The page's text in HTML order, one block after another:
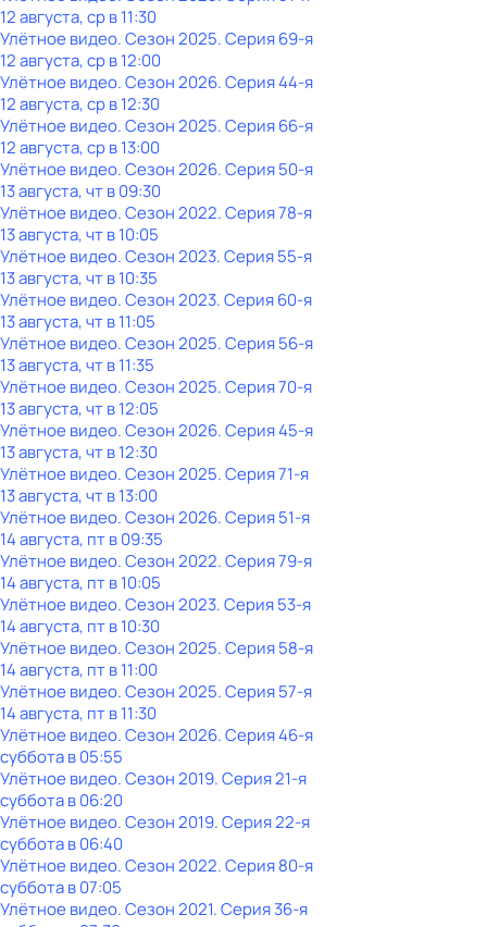
12 августа, ср в 11:30
Улётное видео. Сезон 2025. Серия 69-я
12 августа, ср в 12:00
Улётное видео. Сезон 2026. Серия 44-я
12 августа, ср в 12:30
Улётное видео. Сезон 2025. Серия 66-я
12 августа, ср в 13:00
Улётное видео. Сезон 2026. Серия 50-я
13 августа, чт в 09:30
Улётное видео. Сезон 2022. Серия 78-я
13 августа, чт в 10:05
Улётное видео. Сезон 2023. Серия 55-я
13 августа, чт в 10:35
Улётное видео. Сезон 2023. Серия 60-я
13 августа, чт в 11:05
Улётное видео. Сезон 2025. Серия 56-я
13 августа, чт в 11:35
Улётное видео. Сезон 2025. Серия 70-я
13 августа, чт в 12:05
Улётное видео. Сезон 2026. Серия 45-я
13 августа, чт в 12:30
Улётное видео. Сезон 2025. Серия 71-я
13 августа, чт в 13:00
Улётное видео. Сезон 2026. Серия 51-я
14 августа, пт в 09:35
Улётное видео. Сезон 2022. Серия 79-я
14 августа, пт в 10:05
Улётное видео. Сезон 2023. Серия 53-я
14 августа, пт в 10:30
Улётное видео. Сезон 2025. Серия 58-я
14 августа, пт в 11:00
Улётное видео. Сезон 2025. Серия 57-я
14 августа, пт в 11:30
Улётное видео. Сезон 2026. Серия 46-я
субботав05:55
Улётное видео. Сезон 2019. Серия 21-я
субботав06:20
Улётное видео. Сезон 2019. Серия 22-я
субботав06:40
Улётное видео. Сезон 2022. Серия 80-я
субботав07:05
Улётное видео. Сезон 2021. Серия 36-я